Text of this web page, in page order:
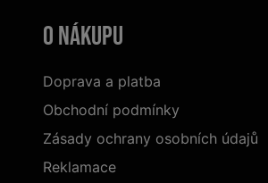
O nákupu
Doprava a platba
Obchodní podmínky
Zásady ochrany osobních údajů
Reklamace